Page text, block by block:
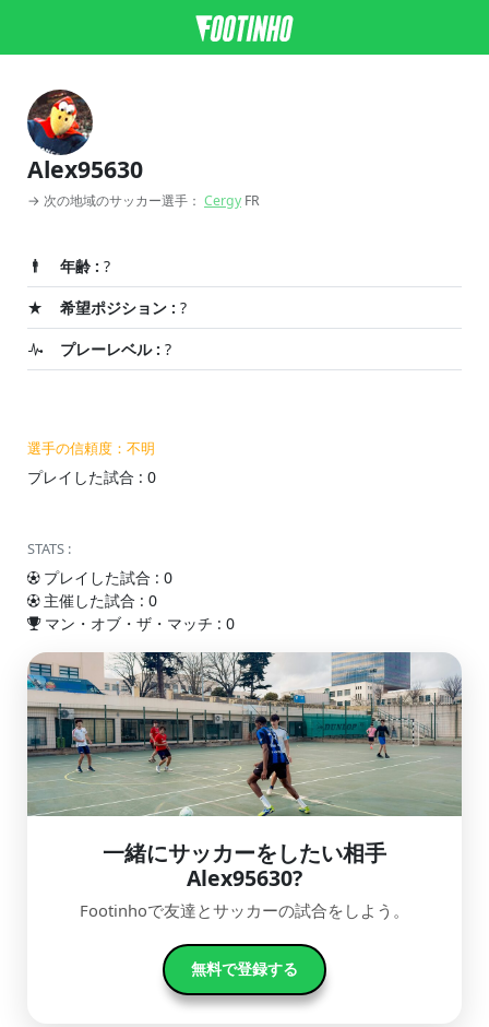
Alex95630
→ 次の地域のサッカー選手： Cergy FR
年齢 : ?
希望ポジション : ?
プレーレベル : ?
選手の信頼度：不明
プレイした試合 : 0
STATS :
プレイした試合 : 0
主催した試合 : 0
マン・オブ・ザ・マッチ : 0
一緒にサッカーをしたい相手
Alex95630?
Footinhoで友達とサッカーの試合をしよう。
無料で登録する